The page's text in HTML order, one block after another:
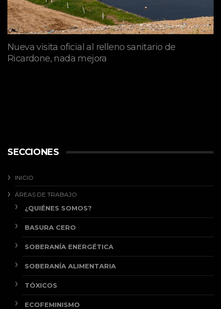
Nueva visita oficial al relleno sanitario de
Ricardone, nada mejora
SECCIONES
INICIO
ÁREAS DE TRABAJO
¿QUIÉNES SOMOS?
BASURA CERO
SOBERANÍA ENERGÉTICA
SOBERANÍA ALIMENTARIA
TÓXICOS
ECOFEMINISMO